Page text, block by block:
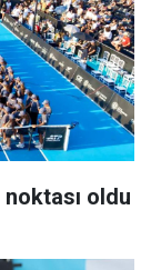
oldu